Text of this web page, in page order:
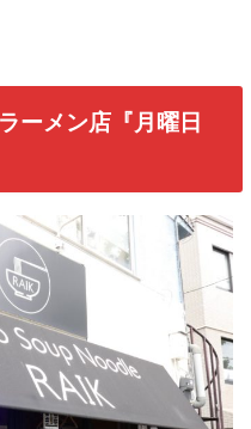
ーメン店『月曜日